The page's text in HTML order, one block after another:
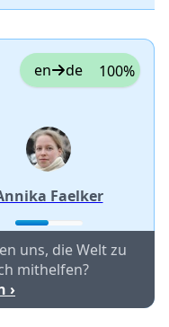
en de 100%
Faelker
uns, die Welt zu
mithelfen?
›